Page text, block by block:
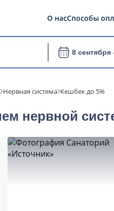
О насСпособы
8 сентября
Нервная система Кешбек до 5%
нервной